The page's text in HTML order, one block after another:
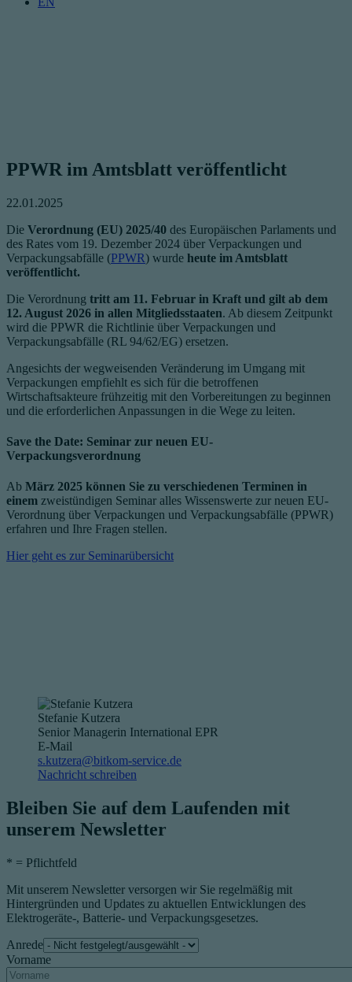
PPWR im Amtsblatt veröffentlicht
22.01.2025
Die Verordnung (EU) 2025/40 des Europäischen Parlaments und
des Rates vom 19. Dezember 2024 über Verpackungen und
Verpackungsabfälle (PPWR) wurde heute im Amtsblatt
veröffentlicht.
Die Verordnung tritt am 11. Februar in Kraft und gilt ab dem
12. August 2026 in allen Mitgliedsstaaten. Ab diesem Zeitpunkt
wird die PPWR die Richtlinie über Verpackungen und
Verpackungsabfälle (RL 94/62/EG) ersetzen.
Angesichts der wegweisenden Veränderung im Umgang mit
Verpackungen empfiehlt es sich für die betroffenen
Wirtschaftsakteure frühzeitig mit den Vorbereitungen zu beginnen
und die erforderlichen Anpassungen in die Wege zu leiten.
Save the Date: Seminar zur neuen EU-
Verpackungsverordnung
Ab März 2025 können Sie zu verschiedenen Terminen in
einem zweistündigen Seminar alles Wissenswerte zur neuen EU-
Verordnung über Verpackungen und Verpackungsabfälle (PPWR)
erfahren und Ihre Fragen stellen.
Hier geht es zur Seminarübersicht
Stefanie Kutzera
Senior Managerin International EPR
E-Mail
s.kutzera@bitkom-service.de
Nachricht schreiben
Bleiben Sie auf dem Laufenden mit
unserem Newsletter
* = Pflichtfeld
Mit unserem Newsletter versorgen wir Sie regelmäßig mit
Hintergründen und Updates zu aktuellen Entwicklungen des
Elektrogeräte-, Batterie- und Verpackungsgesetzes.
Anrede
Vorname